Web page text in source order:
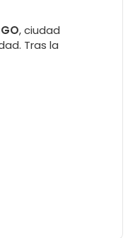
, ciudad
Tras la